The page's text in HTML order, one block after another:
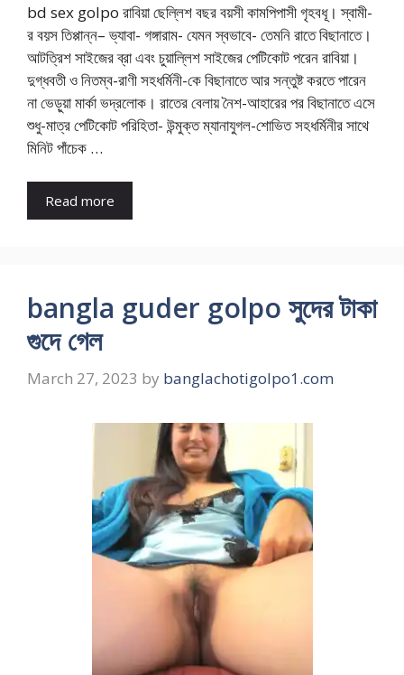
bd sex golpo রাবিয়া ছেল্লিশ বছর বয়সী কামপিপাসী গৃহবধূ। স্বামী-
র বয়স তিপ্পান্ন– ভ্যাবা- গঙ্গারাম- যেমন স্বভাবে- তেমনি রাতে বিছানাতে।
আটত্রিশ সাইজের ব্রা এবং চুয়াল্লিশ সাইজের পেটিকোট পরেন রাবিয়া।
দুগ্ধবতী ও নিতম্ব-রাণী সহধর্মিনী-কে বিছানাতে আর সন্তুষ্ট করতে পারেন
না ভেড়ুয়া মার্কা ভদ্রলোক। রাতের বেলায় নৈশ-আহারের পর বিছানাতে এসে
শুধু-মাত্র পেটিকোট পরিহিতা- উন্মুক্ত ম্যানাযুগল-শোভিত সহধর্মিনীর সাথে
মিনিট পাঁচেক …
Read more
bangla guder golpo সুদের টাকা
গুদে গেল
March 27, 2023 by banglachotigolpo1.com